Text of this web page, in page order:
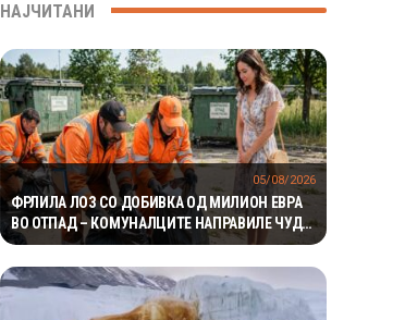
НАЈЧИТАНИ
ФРЛИЛА ЛОЗ СО ДОБИВКА ОД МИЛИОН ЕВРА
ВО ОТПАД – КОМУНАЛЦИТЕ НАПРАВИЛЕ ЧУДО
ЗА ДА ГО ПРОНАЈДАТ
05/08/2026